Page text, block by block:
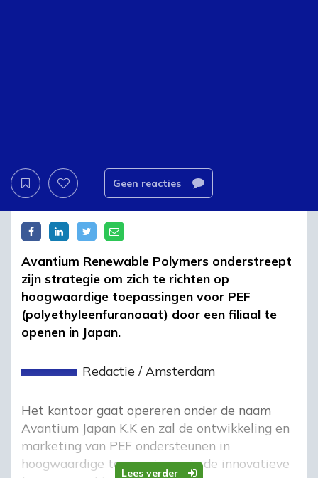
Geen reacties
Lees verder
Avantium Renewable Polymers onderstreept
zijn strategie om zich te richten op
hoogwaardige toepassingen voor PEF
(polyethyleenfuranoaat) door een filiaal te
openen in Japan.
Redactie / Amsterdam
Het kantoor gaat opereren onder de naam
Avantium Japan K.K en zal de ontwikkeling en
marketing van PEF ondersteunen in
hoogwaardige toepassingen in de innovatieve